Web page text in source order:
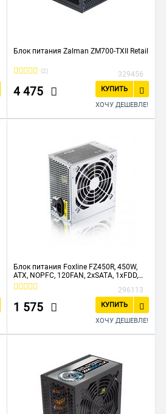
Блок питания Zalman ZM700-TXII Retail
(2) 329456
4 475
КУПИТЬ
ХОЧУ ДЕШЕВЛЕ!
Блок питания Foxline FZ450R, 450W,
ATX, NOPFC, 120FAN, 2xSATA, 1xFDD,
24+4
296113
1 575
КУПИТЬ
ХОЧУ ДЕШЕВЛЕ!